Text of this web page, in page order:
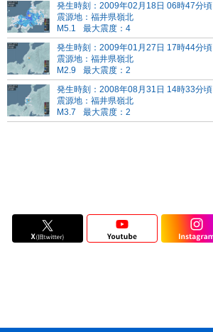
発生時刻：2009年02月18日 06時47分頃
震源地：福井県嶺北
M5.1
最大震度：4
発生時刻：2009年01月27日 17時44分頃
震源地：福井県嶺北
M2.9
最大震度：2
発生時刻：2008年08月31日 14時33分頃
震源地：福井県嶺北
M3.7
最大震度：2